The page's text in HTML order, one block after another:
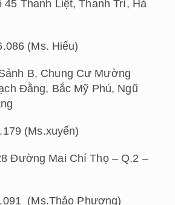
45 Thanh Liệt, Thanh Trì, Hà
(Ms. Hiếu)
B, Chung Cư Mường
Đằng, Bắc Mỹ Phú, Ngũ
(Ms.xuyến)​
Đường Mai Chí Thọ – Q.2 –
(Ms.Thảo Phương)​